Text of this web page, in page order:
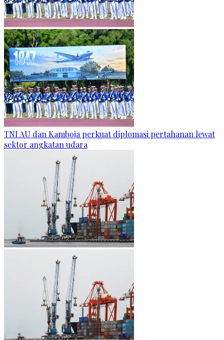
TNI AU dan Kamboja perkuat diplomasi pertahanan lewat
sektor angkatan udara